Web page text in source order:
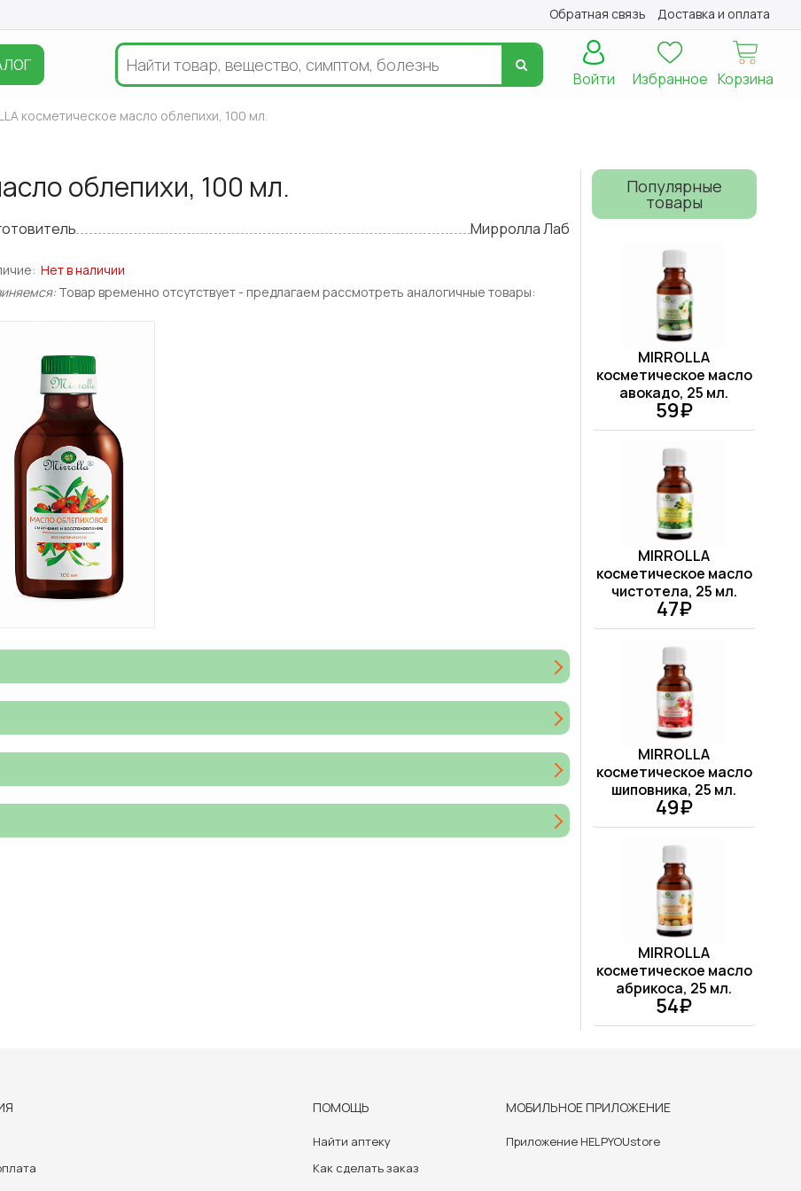
Обратная связь Доставка и оплата
Корзина
Избранное
Войти
косметическое масло облепихи, 100 мл.
облепихи, 100 мл.
Мирролла Лаб
Нет в наличии
Товар временно отсутствует - предлагаем рассмотреть аналогичные товары:
Популярные
товары
MIRROLLA
косметическое масло
авокадо, 25 мл.
59₽
MIRROLLA
косметическое масло
чистотела, 25 мл.
47₽
MIRROLLA
косметическое масло
шиповника, 25 мл.
49₽
MIRROLLA
косметическое масло
абрикоса, 25 мл.
54₽
ПОМОЩЬ
Найти аптеку
Как сделать заказ
МОБИЛЬНОЕ ПРИЛОЖЕНИЕ
Приложение HELPYOUstore